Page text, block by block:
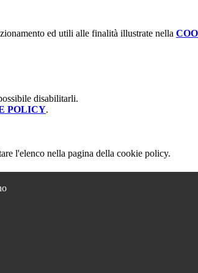
ed utili alle finalità illustrate nella
disabilitarli.
POLICY.
l'elenco nella pagina della cookie policy.